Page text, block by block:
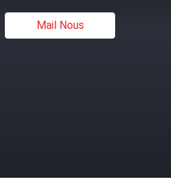
Mail Nous